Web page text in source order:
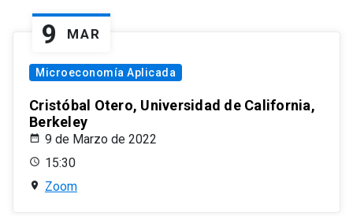
9 MAR
Microeconomía Aplicada
Cristóbal Otero, Universidad de California,
Berkeley
9 de Marzo de 2022
15:30
Zoom